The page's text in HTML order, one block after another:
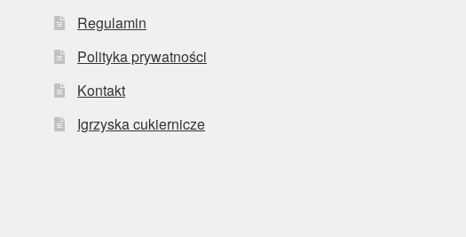
Regulamin
Polityka prywatności
Kontakt
Igrzyska cukiernicze